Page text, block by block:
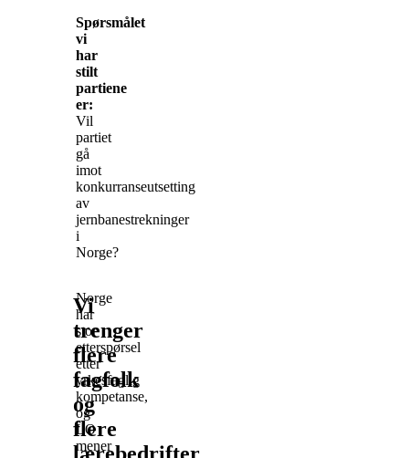
Spørsmålet
vi
har
stilt
partiene
er:
Vil
partiet
gå
imot
konkurranseutsetting
av
jernbanestrekninger
i
Norge?
Vi
trenger
flere
fagfolk
og
flere
lærebedrifter
Norge
har
stor
etterspørsel
etter
yrkesfaglig
kompetanse,
og
LO
mener